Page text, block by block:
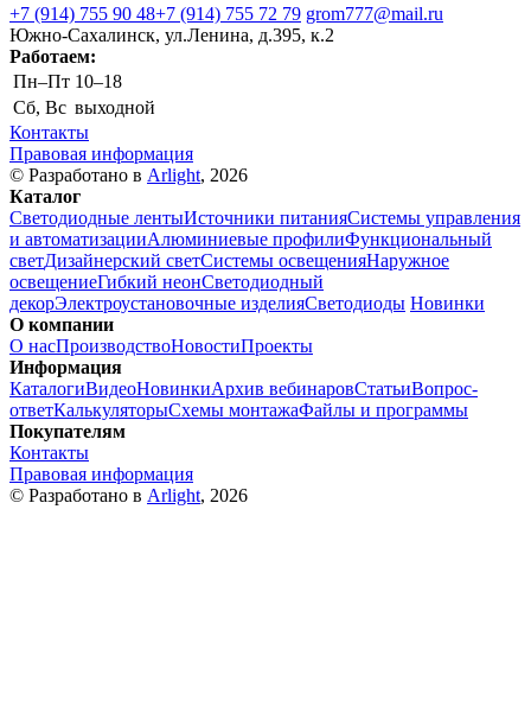
+7 (914) 755 90 48+7 (914) 755 72 79 grom777@mail.ru
Южно-Сахалинск, ул.Ленина, д.395, к.2
Работаем:
Пн–Пт 10–18
Сб, Вс выходной
Контакты
Правовая информация
© Разработано в Arlight, 2026
Каталог
Светодиодные лентыИсточники питанияСистемы управления
и автоматизацииАлюминиевые профилиФункциональный
светДизайнерский светСистемы освещенияНаружное
освещениеГибкий неонСветодиодный
декорЭлектроустановочные изделияСветодиоды Новинки
О компании
О насПроизводствоНовостиПроекты
Информация
КаталогиВидеоНовинкиАрхив вебинаровСтатьиВопрос-
ответКалькуляторыСхемы монтажаФайлы и программы
Покупателям
Контакты
Правовая информация
© Разработано в Arlight, 2026